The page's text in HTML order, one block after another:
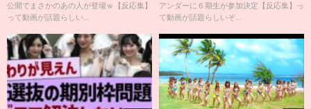
公開でまさかのあの人が登場ｗ【反応集】
って動画が話題らしい...
アンダーに６期生が参加決定【反応集】っ
て動画が話題らしいぞ...